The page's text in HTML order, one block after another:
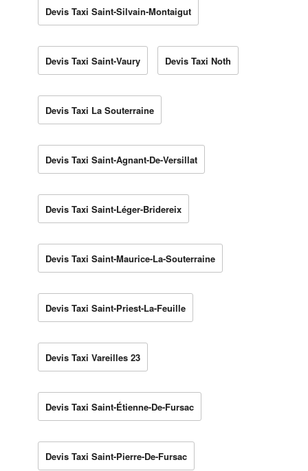
Devis Taxi Saint-Silvain-Montaigut
Devis Taxi Saint-Vaury Devis Taxi Noth
Devis Taxi La Souterraine
Devis Taxi Saint-Agnant-De-Versillat
Devis Taxi Saint-Léger-Bridereix
Devis Taxi Saint-Maurice-La-Souterraine
Devis Taxi Saint-Priest-La-Feuille
Devis Taxi Vareilles 23
Devis Taxi Saint-Étienne-De-Fursac
Devis Taxi Saint-Pierre-De-Fursac